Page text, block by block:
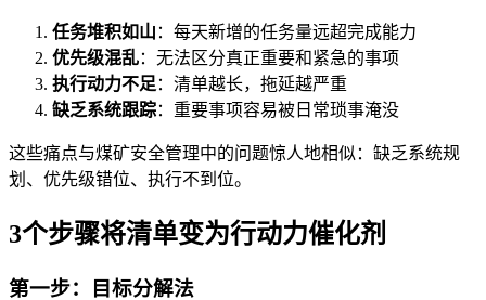
任务堆积如山 ：每天新增的任务量远超完成能力
优先级混乱：无法区分真正重要和紧急的事项
执行动力不足：清单越长，拖延越严重
缺乏系统跟踪：重要事项容易被日常琐事淹没
这些痛点与煤矿安全管理中的问题惊人地相似：缺乏系统规
划、优先级错位、执行不到位。
3个步骤将清单变为行动力催化剂
第一步：目标分解法